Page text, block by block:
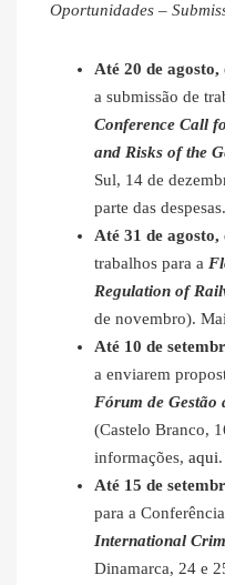
Oportunidades –
Até 20 de agosto,
a submissão de
Conference Call
and Risks of the
Sul, 14 de
parte das
Até 31 de agosto,
trabalhos para a
Regulation of
de novembro).
Até 10 de
a enviarem
Fórum de Gestão
(Castelo Branco,
informações, aqui.
Até 15 de
para a Conferência
International
Dinamarca, 24 e